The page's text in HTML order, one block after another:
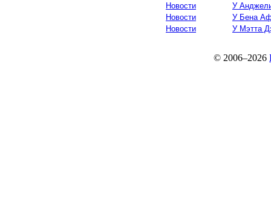
Новости
У
Новости
У Бена
Новости
У Мэтта
© 2006–2026